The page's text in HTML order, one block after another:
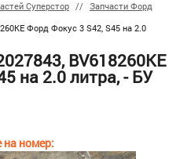
Суперстор
Запчасти Форд
Форд Фокус 3 S42, S45 на 2.0
BV618260KE
на 2.0 литра, - БУ
номер: